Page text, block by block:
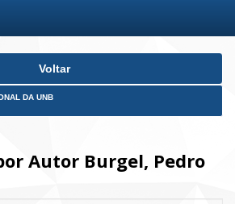
Voltar
DA UNB
Autor Burgel, Pedro